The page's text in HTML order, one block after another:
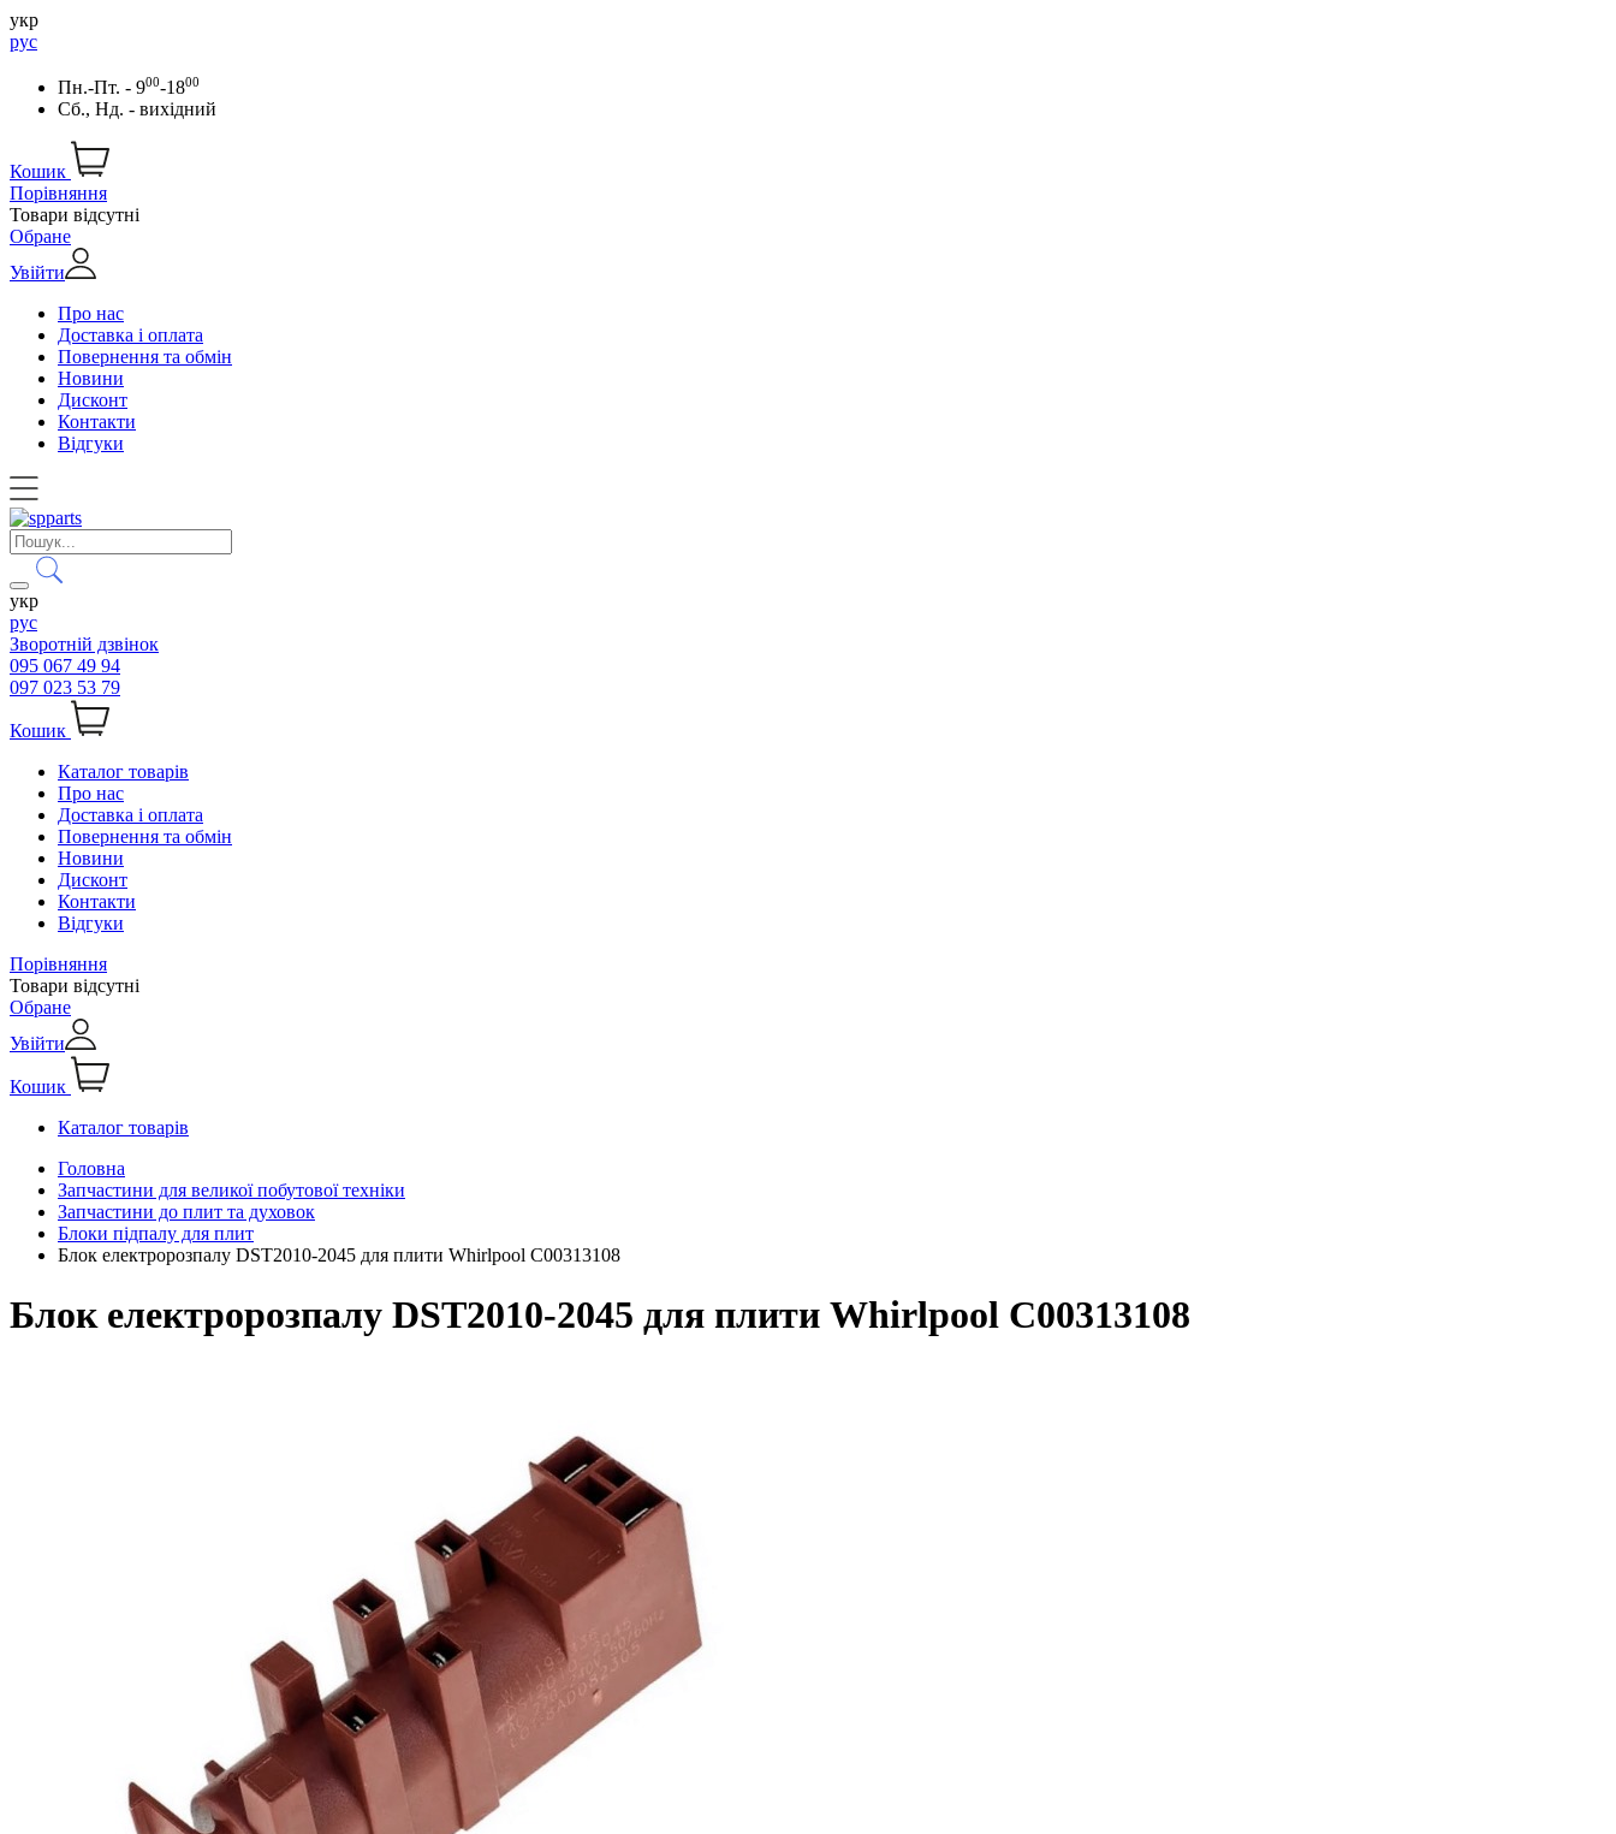
укр
рус
Пн.-Пт. - 900-1800
Сб., Нд. - вихідний
Кошик
Порівняння
Товари відсутні
Обране
Увійти
Про нас
Доставка і оплата
Повернення та обмін
Новини
Дисконт
Контакти
Відгуки
укр
рус
Зворотній дзвінок
095 067 49 94
097 023 53 79
Кошик
Каталог товарів
Про нас
Доставка і оплата
Повернення та обмін
Новини
Дисконт
Контакти
Відгуки
Порівняння
Товари відсутні
Обране
Увійти
Кошик
Каталог товарів
Головна
Запчастини для великої побутової техніки
Запчастини до плит та духовок
Блоки підпалу для плит
Блок електророзпалу DST2010-2045 для плити Whirlpool C00313108
Блок електророзпалу DST2010-2045 для плити Whirlpool C00313108